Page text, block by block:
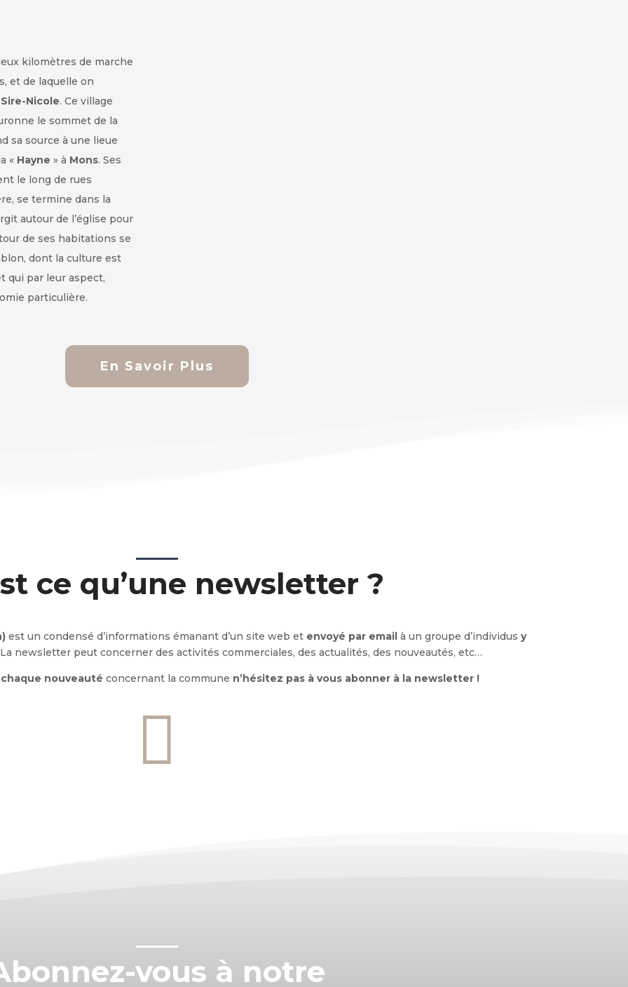
kilomètres de marche
et de laquelle on
Nicole. Ce village
le sommet de la
sa source à une lieue
« Hayne » à Mons. Ses
le long de rues
se termine dans la
autour de l’église pour
de ses habitations se
dont la culture est
qui par leur aspect,
particulière.
En Savoir Plus
ce qu’une newsletter ?
est un condensé d’informations émanant d’un site web et envoyé par email à un groupe d’individus y
newsletter peut concerner des activités commerciales, des actualités, des nouveautés, etc…
chaque nouveauté concernant la commune n’hésitez pas à vous abonner à la newsletter !

vous à notre